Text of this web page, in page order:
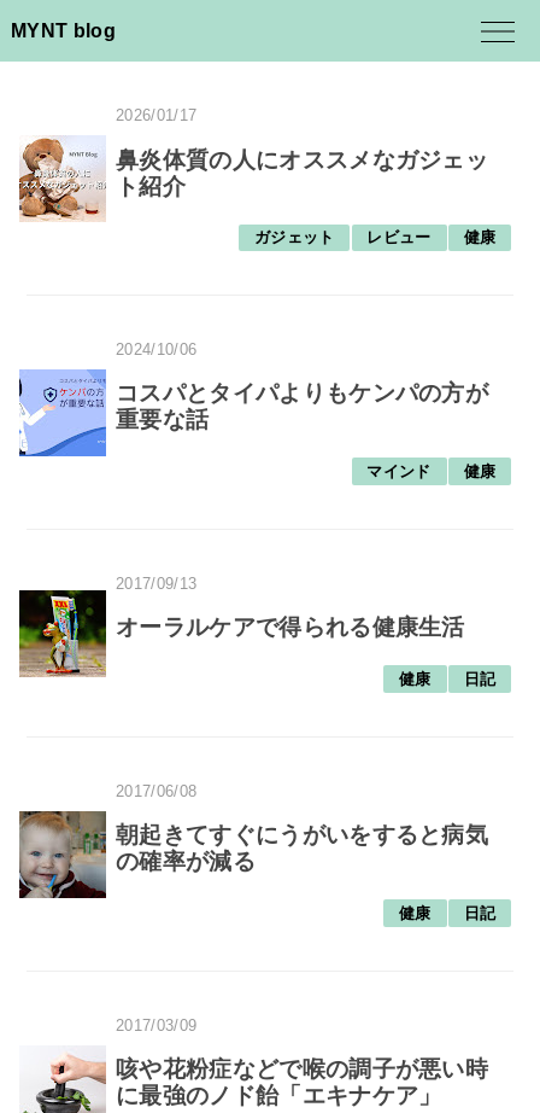
MYNT blog
2026/01/17
鼻炎体質の人にオススメなガジェッ
ト紹介
ガジェット レビュー 健康
2024/10/06
コスパとタイパよりもケンパの方が
重要な話
マインド 健康
2017/09/13
オーラルケアで得られる健康生活
健康 日記
2017/06/08
朝起きてすぐにうがいをすると病気
の確率が減る
健康 日記
2017/03/09
咳や花粉症などで喉の調子が悪い時
に最強のノド飴「エキナケア」